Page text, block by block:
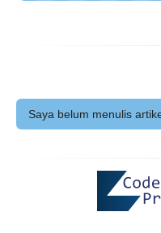
Saya belum menulis